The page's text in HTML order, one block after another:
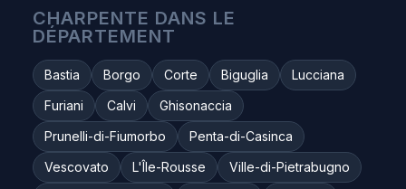
CHARPENTE DANS LE
DÉPARTEMENT
Bastia Borgo Corte Biguglia
Lucciana
Furiani
Calvi
Ghisonaccia
Prunelli-di-Fiumorbo
Penta-di-Casinca
Vescovato
L'Île-Rousse
Ville-di-Pietrabugno